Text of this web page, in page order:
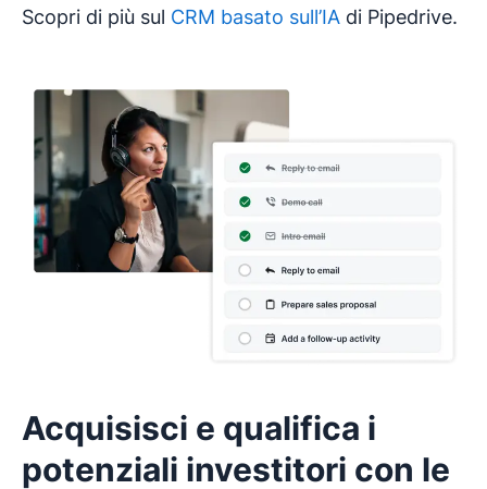
Scopri di più sul CRM basato sull’IA di Pipedrive.
Acquisisci e qualifica i
potenziali investitori con le